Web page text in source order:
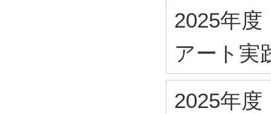
2025年度
アート実
2025年度